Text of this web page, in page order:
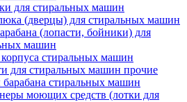
для стиральных машин
(дверцы) для стиральных машин
(лопасти, бойники) для
машин
стиральных машин
для стиральных машин прочие
стиральных машин
моющих средств (лотки для